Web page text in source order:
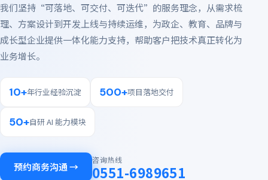
我们坚持“可落地、可交付、可迭代”的服务理念，从需求梳
理、方案设计到开发上线与持续运维，为政企、教育、品牌与
成长型企业提供一体化能力支持，帮助客户把技术真正转化为
业务增长。
10+年行业经验沉淀 500+项目落地交付
50+自研 AI 能力模块
预约商务沟通 →
咨询热线
0551-6989651